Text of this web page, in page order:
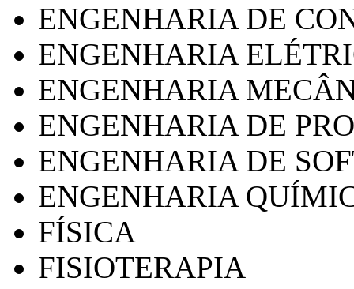
ENGENHARIA DE
ENGENHARIA
ENGENHARIA
ENGENHARIA DE
ENGENHARIA DE
ENGENHARIA
FÍSICA
FISIOTERAPIA